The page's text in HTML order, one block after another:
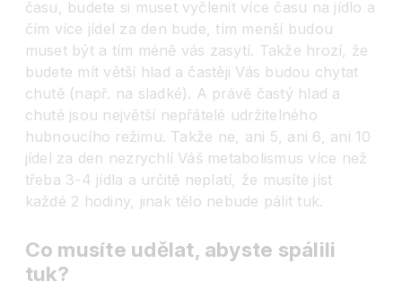
času, budete si muset vyčlenit více času na jídlo a
čím více jídel za den bude, tím menší budou
muset být a tím méně vás zasytí. Takže hrozí, že
budete mít větší hlad a častěji Vás budou chytat
chutě (např. na sladké). A právě častý hlad a
chutě jsou největší nepřátelé udržitelného
hubnoucího režimu. Takže ne, ani 5, ani 6, ani 10
jídel za den nezrychlí Váš metabolismus více než
třeba 3-4 jídla a určitě neplatí, že musíte jíst
každé 2 hodiny, jinak tělo nebude pálit tuk.
Co musíte udělat, abyste spálili
tuk?